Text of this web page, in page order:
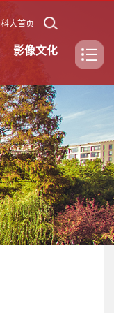
科大首页
影像文化